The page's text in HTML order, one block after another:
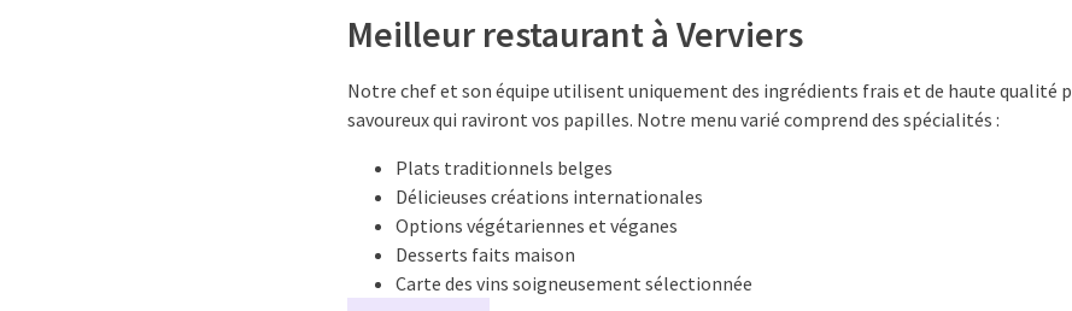
Meilleur restaurant à Verviers
Notre chef et son équipe utilisent uniquement des ingrédients frais et de haute qualité
savoureux qui raviront vos papilles. Notre menu varié comprend des spécialités :
Plats traditionnels belges
Délicieuses créations internationales
Options végétariennes et véganes
Desserts faits maison
Carte des vins soigneusement sélectionnée